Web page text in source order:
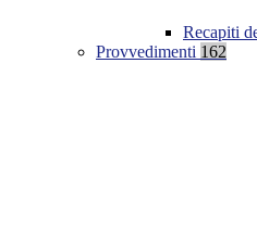
Recapiti
Provvedimenti 162